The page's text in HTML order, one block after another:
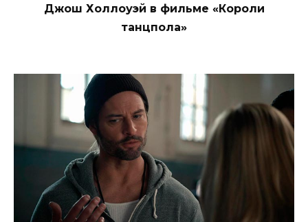
Джош Холлоуэй в фильме «Короли
танцпола»